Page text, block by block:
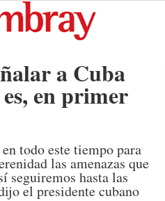
a Cuba
en primer
todo este tiempo para
las amenazas que
seguiremos hasta las
el presidente cubano